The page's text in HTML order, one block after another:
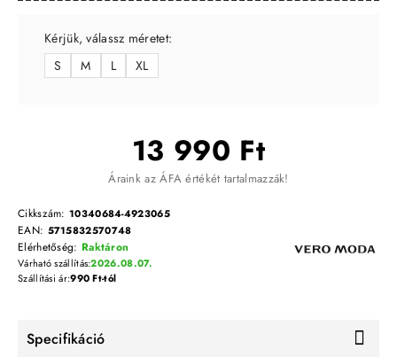
13 990 Ft
Áraink az ÁFA értékét tartalmazzák!
Cikkszám: 10340684-4923065
EAN: 5715832570748
Elérhetőség: Raktáron
Várható szállítás:2026.08.07.
Szállítási ár:990 Ft-tól
Kérjük, válassz méretet:
S
M L XL
Specifikáció